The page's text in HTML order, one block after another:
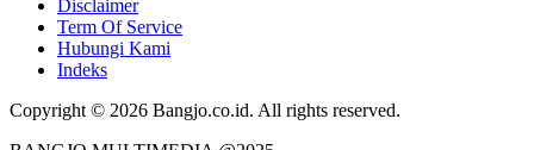
Disclaimer
Term Of Service
Hubungi Kami
Indeks
Copyright © 2026 Bangjo.co.id. All rights reserved.